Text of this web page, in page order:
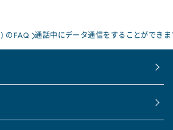
のFAQ 通話中にデータ通信をすることができ